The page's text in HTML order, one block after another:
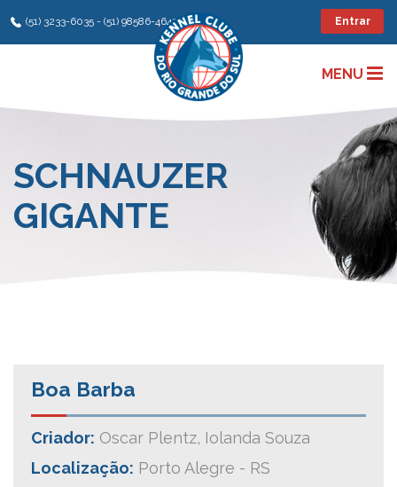
Entrar
(51) 3233-6035 - (51) 98586-4642
MENU
SCHNAUZER
GIGANTE
Boa Barba
Criador: Oscar Plentz, Iolanda Souza
Localização: Porto Alegre - RS